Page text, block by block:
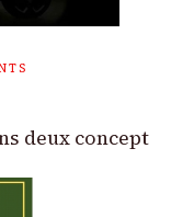
deux concept